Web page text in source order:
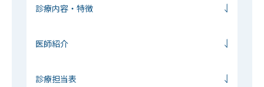
診療内容・特徴
医師紹介
診療担当表